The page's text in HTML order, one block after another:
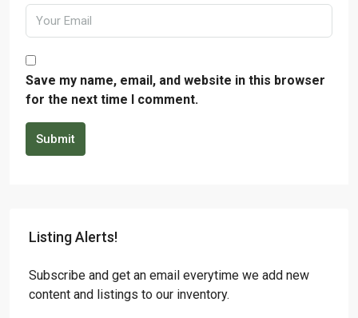
Save my name, email, and website in this browser
for the next time I comment.
Submit
Listing Alerts!
Subscribe and get an email everytime we add new
content and listings to our inventory.